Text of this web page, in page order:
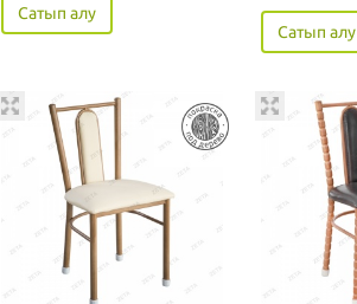
Сатып алу
Сатып алу